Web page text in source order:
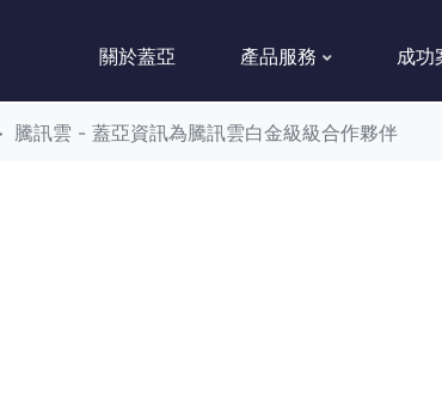
關於蓋亞 產品服務 成功
騰訊雲 - 蓋亞資訊為騰訊雲白金級級合作夥伴